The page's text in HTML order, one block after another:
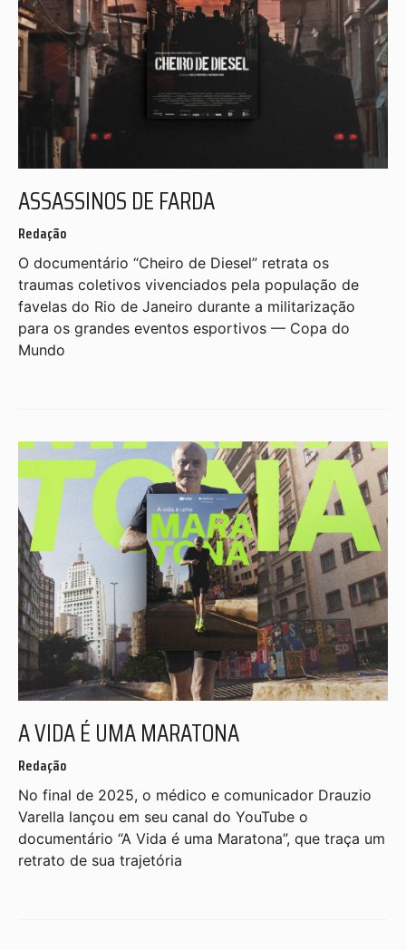
ASSASSINOS DE FARDA
Redação
O documentário “Cheiro de Diesel” retrata os
traumas coletivos vivenciados pela população de
favelas do Rio de Janeiro durante a militarização
para os grandes eventos esportivos — Copa do
Mundo
A VIDA É UMA MARATONA
Redação
No final de 2025, o médico e comunicador Drauzio
Varella lançou em seu canal do YouTube o
documentário “A Vida é uma Maratona”, que traça um
retrato de sua trajetória